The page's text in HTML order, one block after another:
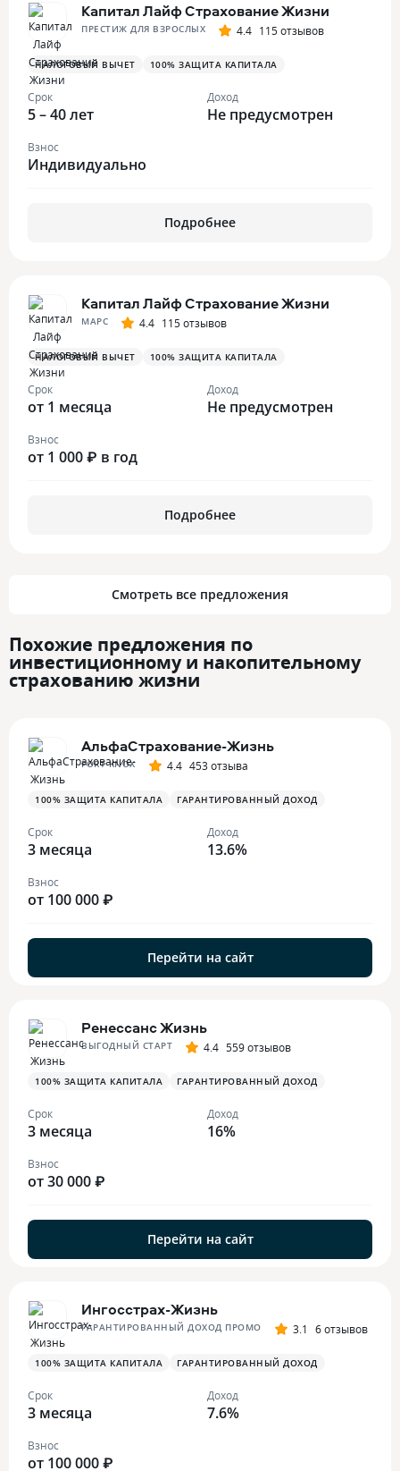
Капитал Лайф Страхование Жизни
ПРЕСТИЖ ДЛЯ ВЗРОСЛЫХ 4.4 115 отзывов
НАЛОГОВЫЙ ВЫЧЕТ 100% ЗАЩИТА КАПИТАЛА
Срок
5 – 40 лет
Доход
Не предусмотрен
Взнос
Индивидуально
Подробнее
Капитал Лайф Страхование Жизни
МАРС 4.4 115 отзывов
НАЛОГОВЫЙ ВЫЧЕТ 100% ЗАЩИТА КАПИТАЛА
Срок
от 1 месяца
Доход
Не предусмотрен
Взнос
от 1 000 ₽ в год
Подробнее
Смотреть все предложения
Похожие предложения по
инвестиционному и накопительному
страхованию жизни
АльфаСтрахование-Жизнь
FORT KNOX 4.4 453 отзыва
100% ЗАЩИТА КАПИТАЛА ГАРАНТИРОВАННЫЙ ДОХОД
Срок
3 месяца
Доход
13.6%
Взнос
от 100 000 ₽
Перейти на сайт
Ренессанс Жизнь
ВЫГОДНЫЙ СТАРТ 4.4 559 отзывов
100% ЗАЩИТА КАПИТАЛА ГАРАНТИРОВАННЫЙ ДОХОД
Срок
3 месяца
Доход
16%
Взнос
от 30 000 ₽
Перейти на сайт
Ингосстрах-Жизнь
ГАРАНТИРОВАННЫЙ ДОХОД ПРОМО 3.1 6 отзывов
100% ЗАЩИТА КАПИТАЛА ГАРАНТИРОВАННЫЙ ДОХОД
Срок
3 месяца
Доход
7.6%
Взнос
от 100 000 ₽